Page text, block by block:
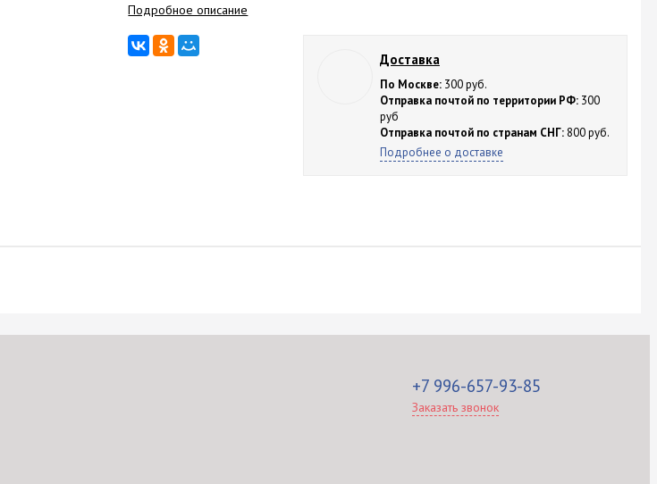
Подробное описание
Доставка
По Москве:300 руб.
Отправка почтой по территории РФ:300
руб
Отправка почтой по странам СНГ:800 руб.
Подробнее о доставке
+7 996-657-93-85
Заказать звонок